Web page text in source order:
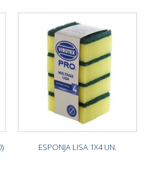
ESPONJA LISA 1X4 UN.